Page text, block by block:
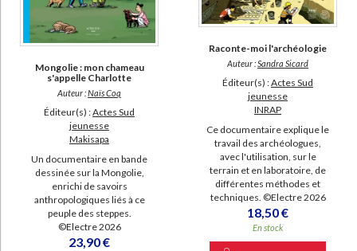
Cherche et trouve dans l'histoire de France (2)
Les odyssées (2)
DISPONIBILITÉ
epuise (2675)
disponible (844)
a-paraitre (77)
manquant (39)
Mongolie : mon chameau
s'appelle Charlotte
Auteur :Naïs Coq
Éditeur(s) :Actes Sud
jeunesse
Makisapa
Un documentaire en bande
dessinée sur la Mongolie,
enrichi de savoirs
anthropologiques liés à ce
peuple des steppes.
©Electre 2026
23,90 €
Raconte-moi l'archéologie
Auteur :Sandra Sicard
Éditeur(s) :Actes Sud
jeunesse
INRAP
Ce documentaire explique le
travail des archéologues,
avec l'utilisation, sur le
terrain et en laboratoire, de
différentes méthodes et
techniques. ©Electre 2026
18,50 €
En stock